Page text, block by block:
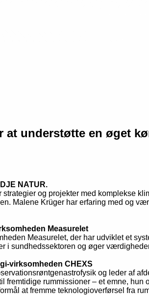
understøtte en øget
NATUR.
og projekter med komplekse
Malene Krüger har erfaring med og
Measurelet
Measurelet, der har udviklet et
i sundhedssektoren og øger
virksomheden CHEXS
og leder af
rummissioner – et emne, hun
at fremme teknologioverførsel fra